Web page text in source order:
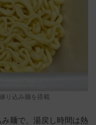
り込み麺を搭載
麺で、湯戻し時間は熱